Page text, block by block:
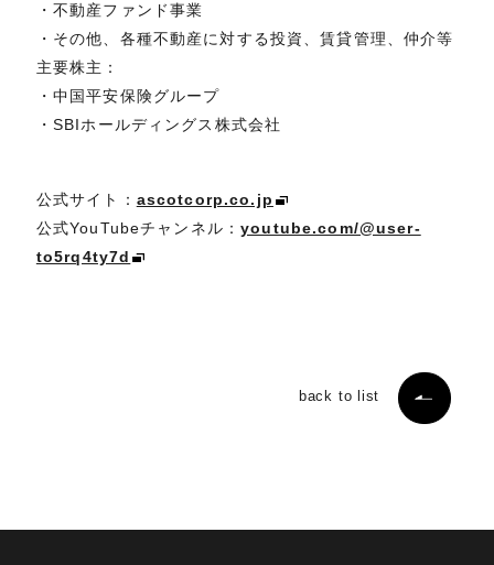
・不動産ファンド事業
・その他、各種不動産に対する投資、賃貸管理、仲介等
主要株主：
・中国平安保険グループ
・SBIホールディングス株式会社
公式サイト： ascotcorp.co.jp
公式YouTubeチャンネル：youtube.com/@user-
to5rq4ty7d
back to list